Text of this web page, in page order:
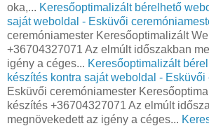
oka,... Keresőoptimalizált bérelhető
saját weboldal - Esküvői
ceremóniamester Keresőoptimalizált
+36704327071 Az elmúlt időszakban
igény a céges... Keresőoptimalizált
készítés kontra saját weboldal -
Esküvői ceremóniamester
készítés +36704327071 Az elmúlt
megnövekedett az igény a céges...